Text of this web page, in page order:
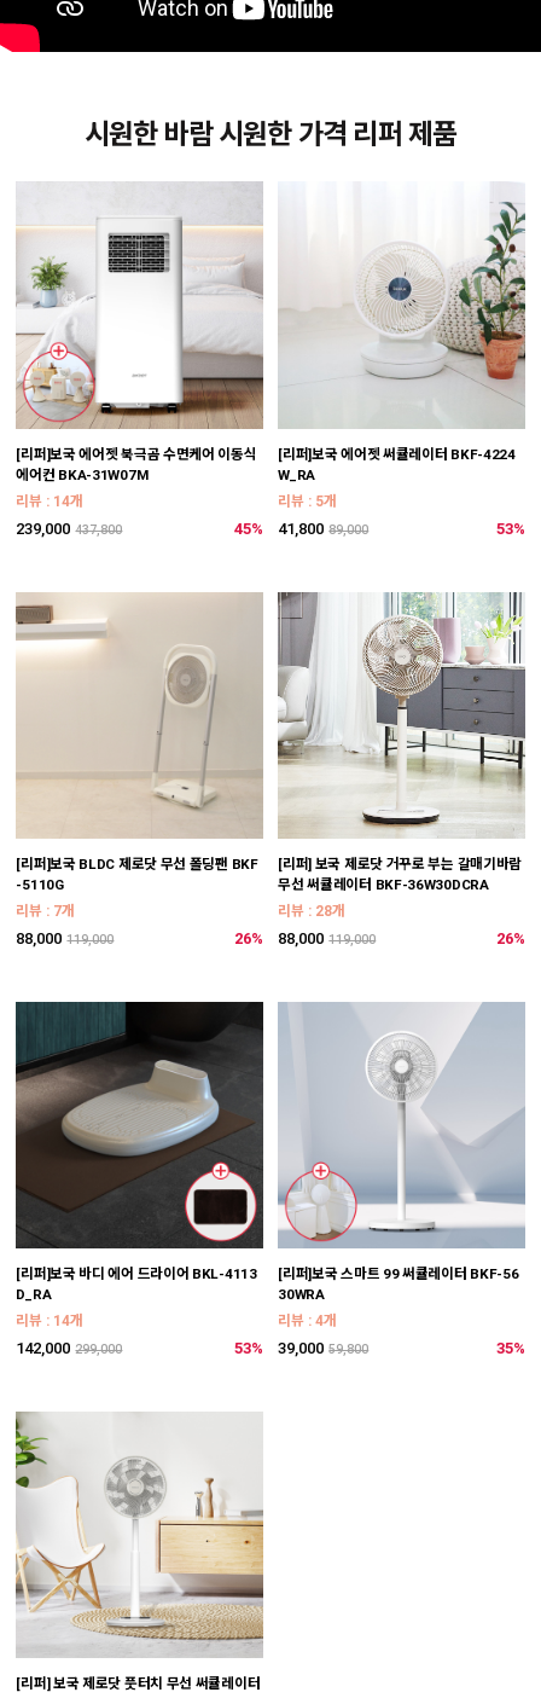
시원한 바람 시원한 가격 리퍼 제품
[리퍼]보국 에어젯 북극곰 수면케어 이동식
에어컨 BKA-31W07M
리뷰 : 14개
239,000 437,800 45%
[리퍼]보국 에어젯 써큘레이터 BKF-4224
W_RA
리뷰 : 5개
41,800 89,000 53%
[리퍼]보국 BLDC 제로닷 무선 폴딩팬 BKF
-5110G
리뷰 : 7개
88,000 119,000 26%
[리퍼] 보국 제로닷 거꾸로 부는 갈매기바람
무선 써큘레이터 BKF-36W30DCRA
리뷰 : 28개
88,000 119,000 26%
[리퍼]보국 바디 에어 드라이어 BKL-4113
D_RA
리뷰 : 14개
142,000 299,000 53%
[리퍼]보국 스마트 99 써큘레이터 BKF-56
30WRA
리뷰 : 4개
39,000 59,800 35%
[리퍼] 보국 제로닷 풋터치 무선 써큘레이터